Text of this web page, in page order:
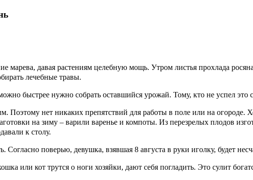
марева, давая растениям целебную мощь. Утром листья прохлада
лечебные травы.
быстрее нужно собрать оставшийся урожай. Тому, кто не успел это
Поэтому нет никаких препятствий для работы в поле или на огороде.
на зиму – варили варенье и компоты. Из перезрелых плодов
к столу.
поверью, девушка, взявшая 8 августа в руки иголку, будет
или кот трутся о ноги хозяйки, дают себя погладить. Это сулит